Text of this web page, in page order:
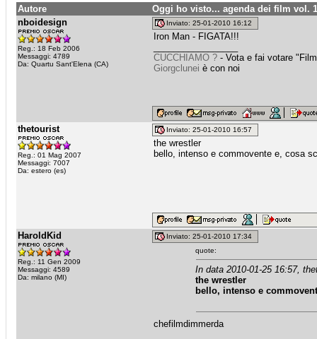
Autore
Oggi ho visto... agenda dei film vol.
nboidesign
Reg.: 18 Feb 2006
Messaggi: 4789
Da: Quartu Sant'Elena (CA)
Inviato: 25-01-2010 16:12
Iron Man - FIGATA!!!
CUCCHIAMO ? - Vota e fai votare
Giorgclunei è con noi
thetourist
Reg.: 01 Mag 2007
Messaggi: 7007
Da: estero (es)
Inviato: 25-01-2010 16:57
the wrestler
bello, intenso e commovente e, cosa
HaroldKid
Reg.: 11 Gen 2009
Messaggi: 4589
Da: milano (MI)
Inviato: 25-01-2010 17:34
quote:
In data 2010-01-25 16:57,
the wrestler
bello, intenso e
chefilmdimmerda